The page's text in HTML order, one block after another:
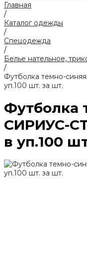
Главная
/
Каталог одежды
/
Спецодежда
/
Белье нательное,
/
Футболка темно-
уп.100 шт. за шт.
Футболка
СИРИУС-
в уп.100